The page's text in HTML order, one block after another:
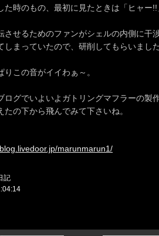
た時のもの、最初に見たときは「ヒャー!!
させるためのファンがシェルの内側に干
しまっていたので、研削してもらいました
この音がイイわぁ～。
ログでいよいよガトリングマフラーの製
たの下から飛んでみて下さいね。
marunmarun1/
記